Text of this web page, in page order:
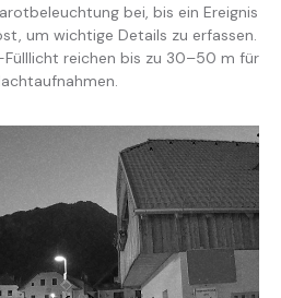
bei, bis ein Ereignis
um wichtige Details zu erfassen.
reichen bis zu 30–50 m für